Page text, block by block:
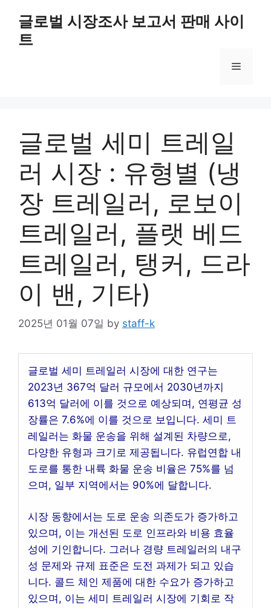
content
글로벌 시장조사 보고서 판매 사이
트
Menu
글로벌 세미 트레일
러 시장 : 유형별 (냉
장 트레일러, 로보이
트레일러, 플랫 베드
트레일러, 탱커, 드라
이 밴, 기타)
2025년 01월 07일 by staff-k
글로벌 세미 트레일러 시장에 대한 연구는
2023년 367억 달러 규모에서 2030년까지
613억 달러에 이를 것으로 예상되며, 연평균 성
장률은 7.6%에 이를 것으로 보입니다. 세미 트
레일러는 화물 운송을 위해 설계된 차량으로,
다양한 유형과 크기로 제공됩니다. 유럽연합 내
도로를 통한 내륙 화물 운송 비율은 75%를 넘
으며, 일부 지역에서는 90%에 달합니다.
시장 동향에서는 도로 운송 의존도가 증가하고
있으며, 이는 개선된 도로 인프라와 비용 효율
성에 기인합니다. 그러나 경량 트레일러의 내구
성 문제와 규제 표준은 도전 과제가 되고 있습
니다. 콜드 체인 제품에 대한 수요가 증가하고
있으며, 이는 세미 트레일러 시장에 기회로 작